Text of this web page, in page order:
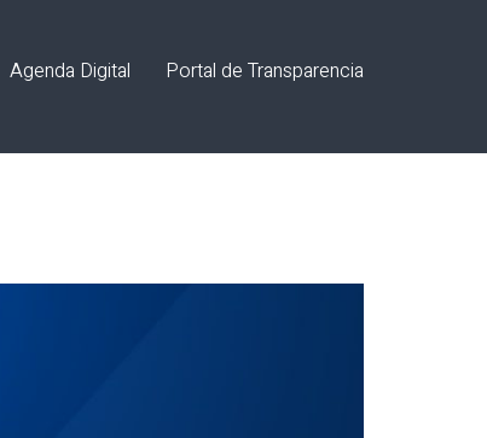
Agenda Digital Portal de Transparencia